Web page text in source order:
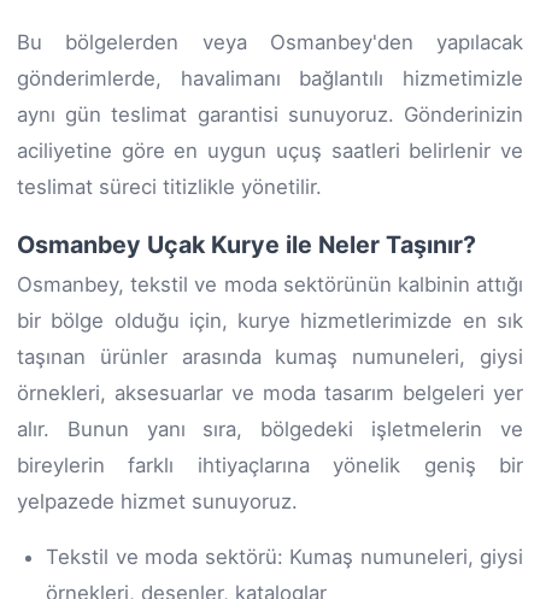
Bu bölgelerden veya Osmanbey'den yapılacak
gönderimlerde, havalimanı bağlantılı hizmetimizle
aynı gün teslimat garantisi sunuyoruz. Gönderinizin
aciliyetine göre en uygun uçuş saatleri belirlenir ve
teslimat süreci titizlikle yönetilir.
Osmanbey Uçak Kurye ile Neler Taşınır?
Osmanbey, tekstil ve moda sektörünün kalbinin attığı
bir bölge olduğu için, kurye hizmetlerimizde en sık
taşınan ürünler arasında kumaş numuneleri, giysi
örnekleri, aksesuarlar ve moda tasarım belgeleri yer
alır. Bunun yanı sıra, bölgedeki işletmelerin ve
bireylerin farklı ihtiyaçlarına yönelik geniş bir
yelpazede hizmet sunuyoruz.
Tekstil ve moda sektörü: Kumaş numuneleri, giysi
örnekleri, desenler, kataloglar